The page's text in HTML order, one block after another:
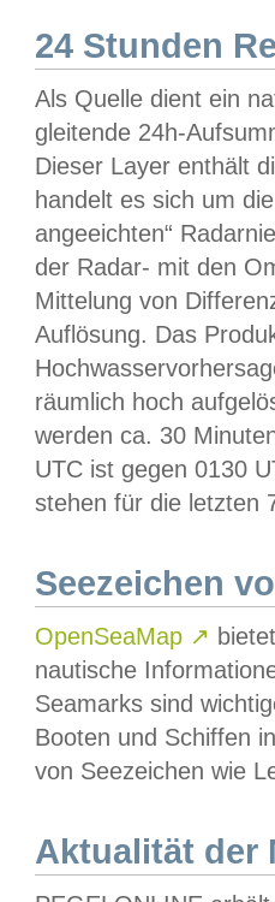
24 Stunden
Als Quelle dient ein
gleitende 24h-
Dieser Layer enthält
handelt es sich um
angeeichten“
der Radar- mit den
Mittelung von
Auflösung. Das
räumlich hoch
werden ca. 30
UTC ist gegen 0130
stehen für die letzten
Seezeichen
OpenSeaMap ↗
nautische
Seamarks sind
Booten und Schiffen
von Seezeichen wie
Aktualität der